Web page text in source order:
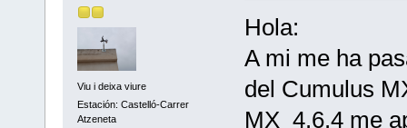
Viu i deixa viure
Estación: Castelló-Carrer
Atzeneta
Hola:
A mi me ha
del Cumulus
MX 4.6.4 me